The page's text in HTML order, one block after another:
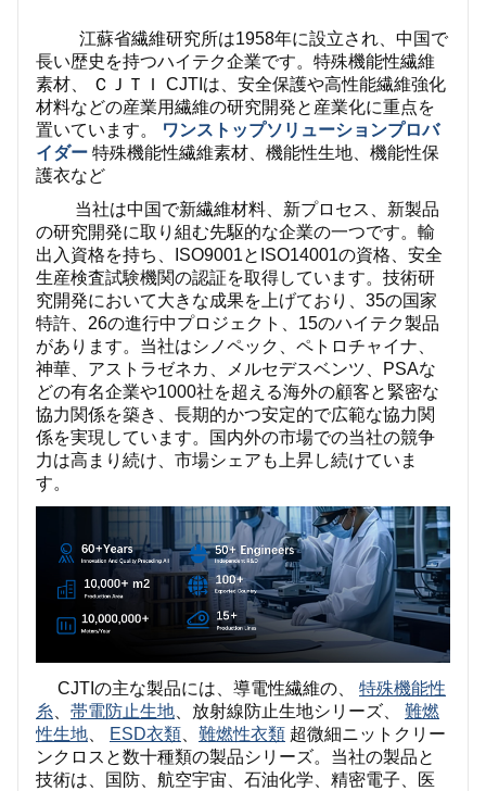
江蘇省繊維研究所は1958年に設立され、中国で
長い歴史を持つハイテク企業です。 特殊機能性繊維
素材、
ＣＪＴＩ
CJTIは、安全保護や高性能繊維強化
材料などの産業用繊維の研究開発と産業化に重点を
置いています。
ワンストップソリューションプロバ
イダー 特殊機能性繊維素材、機能性生地、機能性保
護衣など
当社は中国で新繊維材料、新プロセス、新製品
の研究開発に取り組む先駆的な企業の一つです。輸
出入資格を持ち、ISO9001とISO14001の資格、安全
生産検査試験機関の認証を取得しています。技術研
究開発において大きな成果を上げており、35の国家
特許、26の進行中プロジェクト、15のハイテク製品
があります。当社はシノペック、ペトロチャイナ、
神華、アストラゼネカ、メルセデスベンツ、PSAな
どの有名企業や1000社を超える海外の顧客と緊密な
協力関係を築き、長期的かつ安定的で広範な協力関
係を実現しています。国内外の市場での当社の競争
力は高まり続け、市場シェアも上昇し続けていま
す。
CJTIの主な製品には、 導電性繊維の、 特殊機能性
糸
帯電防止生地 、放射線防止生地シリーズ、 難燃
性生地
ESD衣類 難燃性衣類 超微細ニットクリー
ンクロスと数十種類の製品シリーズ。当社の製品と
技術は、国防、航空宇宙、石油化学、精密電子、医